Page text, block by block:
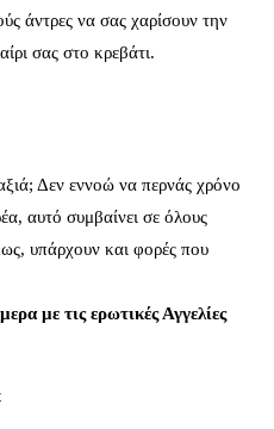
άντρες να σας χαρίσουν την
σας στο κρεβάτι.
Δεν εννοώ να περνάς χρόνο
αυτό συμβαίνει σε όλους
υπάρχουν και φορές που
με τις ερωτικές Αγγελίες